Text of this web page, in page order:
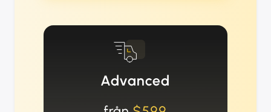
Advanced